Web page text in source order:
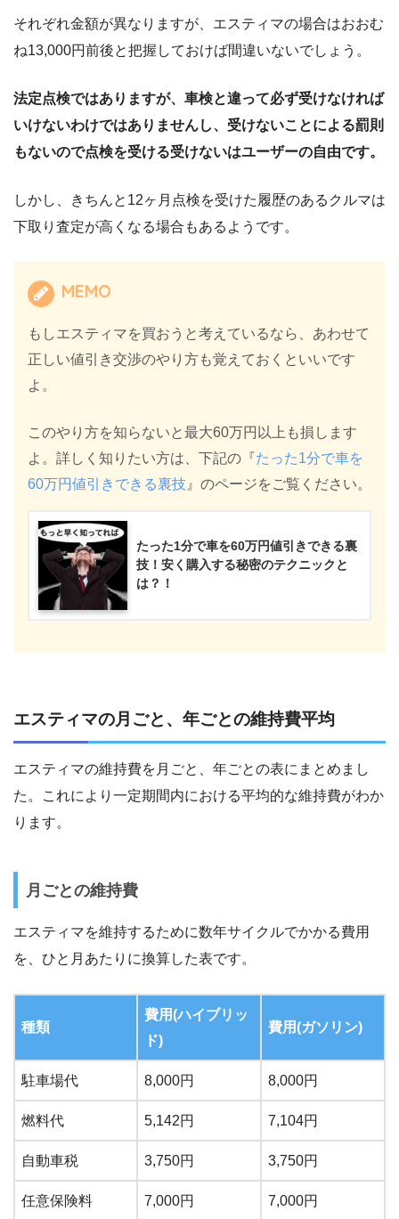
それぞれ金額が異なりますが、エスティマの場合はおおむ
ね13,000円前後と把握しておけば間違いないでしょう。
法定点検ではありますが、車検と違って必ず受けなければ
いけないわけではありませんし、受けないことによる罰則
もないので点検を受ける受けないはユーザーの自由です。
しかし、きちんと12ヶ月点検を受けた履歴のあるクルマは
下取り査定が高くなる場合もあるようです。
MEMO
もしエスティマを買おうと考えているなら、あわせて
正しい値引き交渉のやり方も覚えておくといいです
よ。
このやり方を知らないと最大60万円以上も損します
よ。詳しく知りたい方は、下記の『 たった1分で車を
60万円値引きできる裏技』のページをご覧ください。
たった1分で車を60万円値引きできる裏
技！安く購入する秘密のテクニックと
は？！
エスティマの月ごと、年ごとの維持費平均
エスティマの維持費を月ごと、年ごとの表にまとめまし
た。これにより一定期間内における平均的な維持費がわか
ります。
月ごとの維持費
エスティマを維持するために数年サイクルでかかる費用
を、ひと月あたりに換算した表です。
種類
費用(ハイブリッ
ド)
費用(ガソリン)
駐車場代 8,000円 8,000円
燃料代 5,142円 7,104円
自動車税 3,750円 3,750円
任意保険料 7,000円 7,000円